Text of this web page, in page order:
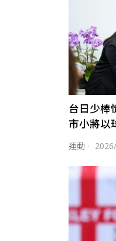
台日少
市小將以
運動 ·